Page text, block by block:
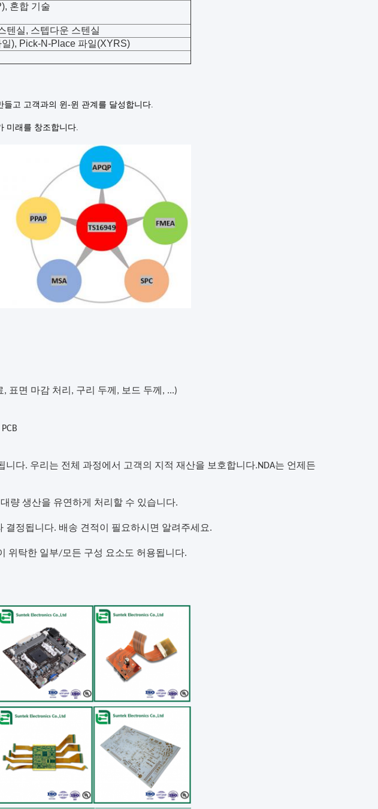
혼합 기술
텐실, 스텝다운 스텐실
), Pick-N-Place 파일(XYRS)
고 고객과의 윈-윈 관계를 달성합니다.
미래를 창조합니다.
, 표면 마감 처리, 구리 두께, 보드 두께, ...)
다. 우리는 전체 과정에서 고객의 지적 재산을 보호합니다.NDA는 언제든
량 생산을 유연하게 처리할 수 있습니다.
결정됩니다. 배송 견적이 필요하시면 알려주세요.
위탁한 일부/모든 구성 요소도 허용됩니다.